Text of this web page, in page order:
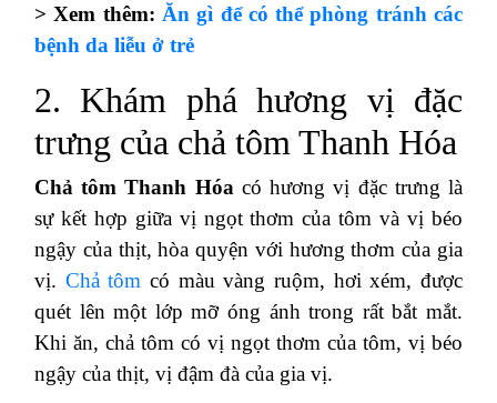
> Xem thêm: Ăn gì để có thể phòng tránh các
bệnh da liễu ở trẻ
2. Khám phá hương vị đặc
trưng của chả tôm Thanh Hóa
Chả tôm Thanh Hóa có hương vị đặc trưng là
sự kết hợp giữa vị ngọt thơm của tôm và vị béo
ngậy của thịt, hòa quyện với hương thơm của gia
vị. Chả tôm có màu vàng ruộm, hơi xém, được
quét lên một lớp mỡ óng ánh trong rất bắt mắt.
Khi ăn, chả tôm có vị ngọt thơm của tôm, vị béo
ngậy của thịt, vị đậm đà của gia vị.